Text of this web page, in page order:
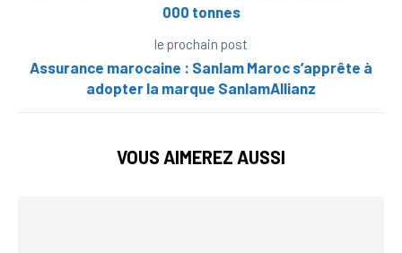
000 tonnes
le prochain post
Assurance marocaine : Sanlam Maroc s’apprête à
adopter la marque SanlamAllianz
VOUS AIMEREZ AUSSI